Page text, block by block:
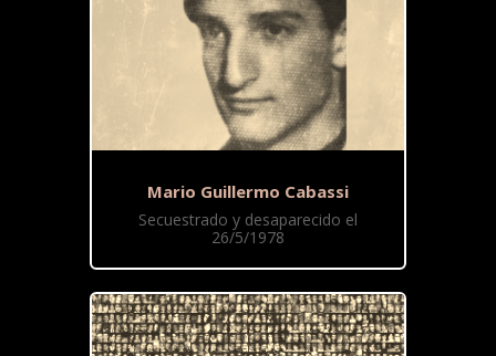
Mario Guillermo Cabassi
Secuestrado y desaparecido el
26/5/1978